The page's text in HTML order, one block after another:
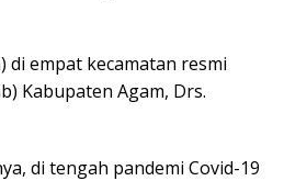
empat kecamatan resmi
Kabupaten Agam, Drs.
di tengah pandemi Covid-19